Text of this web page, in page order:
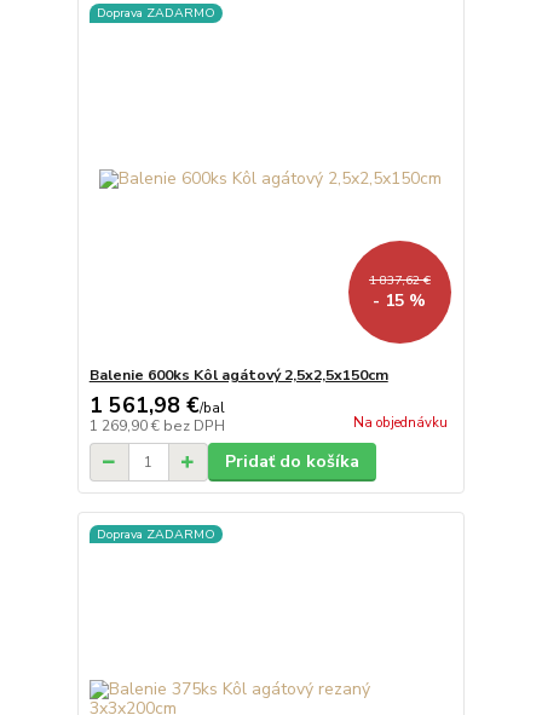
Doprava ZADARMO
1 837,62 €
- 15 %
Balenie 600ks Kôl agátový 2,5x2,5x150cm
1 561,98 €/bal
1 269,90 € bez DPH Na objednávku
Pridať do košíka
Doprava ZADARMO